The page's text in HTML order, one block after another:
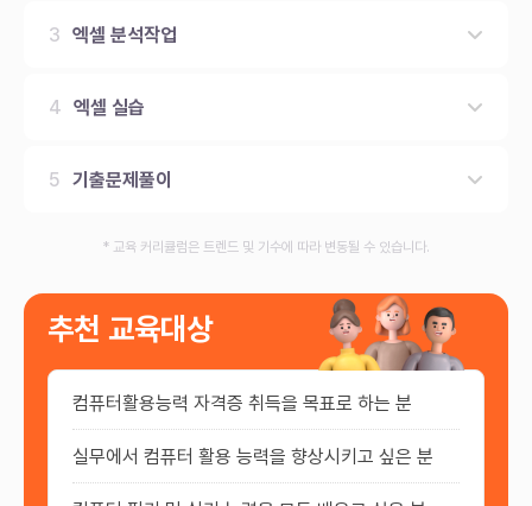
3 엑셀 분석작업
4 엑셀 실습
5 기출문제풀이
* 교육 커리큘럼은 트렌드 및 기수에 따라 변동될 수 있습니다.
추천 교육대상
컴퓨터활용능력 자격증 취득을 목표로 하는 분
실무에서 컴퓨터 활용 능력을 향상시키고 싶은 분